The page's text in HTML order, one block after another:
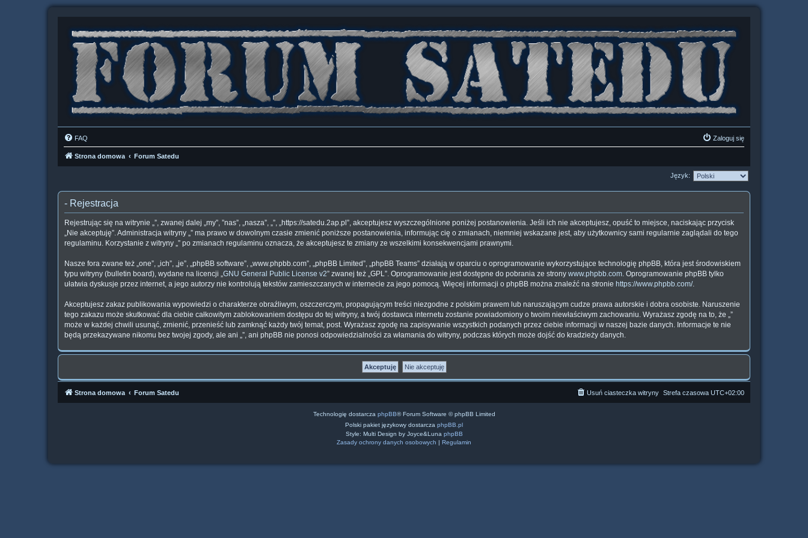
FAQ Zaloguj się
Strona domowa Forum Satedu
Język:
- Rejestracja
Rejestrując się na witrynie „”, zwanej dalej „my”, ”nas”, „nasza”, „”, „https://satedu.2ap.pl”, akceptujesz wyszczególnione poniżej postanowienia. Jeśli ich nie akceptujesz, opuść to miejsce, naciskając przycisk
„Nie akceptuję”. Administracja witryny „” ma prawo w dowolnym czasie zmienić poniższe postanowienia, informując cię o zmianach, niemniej wskazane jest, aby użytkownicy sami regularnie zaglądali do tego
regulaminu. Korzystanie z witryny „” po zmianach regulaminu oznacza, że akceptujesz te zmiany ze wszelkimi konsekwencjami prawnymi.
Nasze fora zwane też „one”, „ich”, „je”, „phpBB software”, „www.phpbb.com”, „phpBB Limited”, „phpBB Teams” działają w oparciu o oprogramowanie wykorzystujące technologię phpBB, która jest środowiskiem
typu witryny (bulletin board), wydane na licencji „GNU General Public License v2” zwanej też „GPL”. Oprogramowanie jest dostępne do pobrania ze strony www.phpbb.com. Oprogramowanie phpBB tylko
ułatwia dyskusje przez internet, a jego autorzy nie kontrolują tekstów zamieszczanych w internecie za jego pomocą. Więcej informacji o phpBB można znaleźć na stronie https://www.phpbb.com/.
Akceptujesz zakaz publikowania wypowiedzi o charakterze obraźliwym, oszczerczym, propagującym treści niezgodne z polskim prawem lub naruszającym cudze prawa autorskie i dobra osobiste. Naruszenie
tego zakazu może skutkować dla ciebie całkowitym zablokowaniem dostępu do tej witryny, a twój dostawca internetu zostanie powiadomiony o twoim niewłaściwym zachowaniu. Wyrażasz zgodę na to, że „”
może w każdej chwili usunąć, zmienić, przenieść lub zamknąć każdy twój temat, post. Wyrażasz zgodę na zapisywanie wszystkich podanych przez ciebie informacji w naszej bazie danych. Informacje te nie
będą przekazywane nikomu bez twojej zgody, ale ani „”, ani phpBB nie ponosi odpowiedzialności za włamania do witryny, podczas których może dojść do kradzieży danych.
Strona domowa Forum Satedu Strefa czasowa UTC+02:00
Usuń ciasteczka witryny
Technologię dostarcza phpBB® Forum Software © phpBB Limited
Polski pakiet językowy dostarcza phpBB.pl
Style: Multi Design by Joyce&Luna phpBB
Zasady ochrony danych osobowych | Regulamin